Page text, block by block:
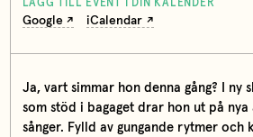
LÄGG TILL EVENT I DIN KALENDER
Google iCalendar
Ja, vart simmar hon denna gång? I ny
som stöd i bagaget drar hon ut på nya
sånger. Fylld av gungande rytmer och